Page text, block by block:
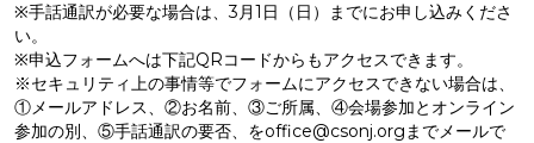
※手話通訳が必要な場合は、3月1日（日）までにお申し込みくださ
い。
※申込フォームへは下記QRコードからもアクセスできます。
※セキュリティ上の事情等でフォームにアクセスできない場合は、
①メールアドレス、②お名前、③ご所属、④会場参加とオンライン
参加の別、⑤手話通訳の要否、をoffice@csonj.orgまでメールで